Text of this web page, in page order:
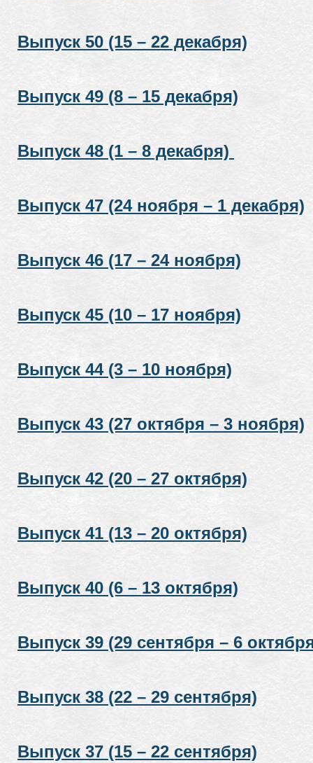
Выпуск 50 (15 – 22 декабря)
Выпуск 49 (8 – 15 декабря)
Выпуск 48 (1 – 8 декабря)
Выпуск 47 (24 ноября – 1 декабря)
Выпуск 46 (17 – 24 ноября)
Выпуск 45 (10 – 17 ноября)
Выпуск 44 (3 – 10 ноября)
Выпуск 43 (27 октября – 3 ноября)
Выпуск 42 (20 – 27 октября)
Выпуск 41 (13 – 20 октября)
Выпуск 40 (6 – 13 октября)
Выпуск 39 (29 сентября – 6
Выпуск 38 (22 – 29 сентября)
Выпуск 37 (15 – 22 сентября)